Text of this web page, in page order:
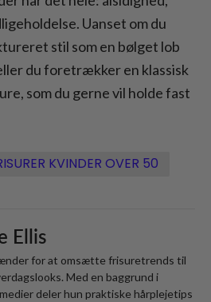
Uanset om du
stil som en bølget lob
du foretrækker en klassisk
som du gerne vil holde fast
KVINDER OVER 50
Ellis
for at omsætte frisuretrends til
Med en baggrund i
deler hun praktiske hårplejetips